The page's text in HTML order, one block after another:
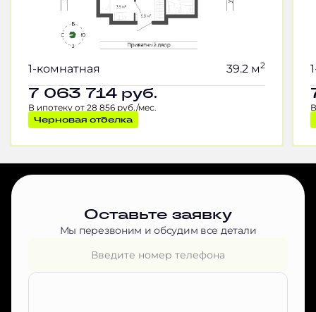
1-комнатная 39.2 м2
7 063 714 руб.
В ипотеку от 28 856 руб./мес.
Черновая отделка
Оставьте заявку
Мы перезвоним и обсудим все детали